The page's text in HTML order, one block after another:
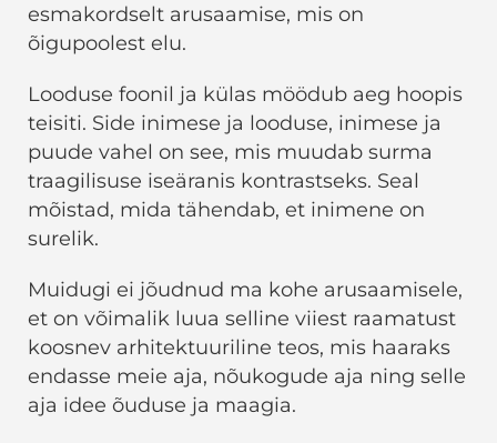
esmakordselt arusaamise, mis on
õigupoolest elu.
Looduse foonil ja külas möödub aeg hoopis
teisiti. Side inimese ja looduse, inimese ja
puude vahel on see, mis muudab surma
traagilisuse iseäranis kontrastseks. Seal
mõistad, mida tähendab, et inimene on
surelik.
Muidugi ei jõudnud ma kohe arusaamisele,
et on võimalik luua selline viiest raamatust
koosnev arhitektuuriline teos, mis haaraks
endasse meie aja, nõukogude aja ning selle
aja idee õuduse ja maagia.